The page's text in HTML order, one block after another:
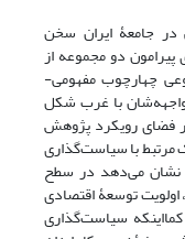
در جامعۀ ایران سخن
دو مجموعه از
چهارچوب مفهومی-
با غرب شکل
فضای رویکرد پژوهش
مرتبط با سیاست‌گذاری
نشان می‌دهد در سطح
توسعۀ اقتصادی
سیاست‌گذاری